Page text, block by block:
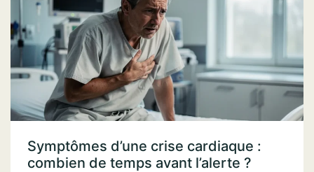
Symptômes d’une crise cardiaque :
combien de temps avant l’alerte ?